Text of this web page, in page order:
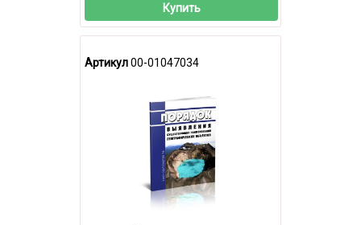
Купить
Артикул00-01047034